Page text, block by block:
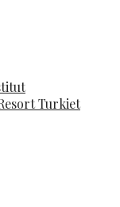
Turkiet